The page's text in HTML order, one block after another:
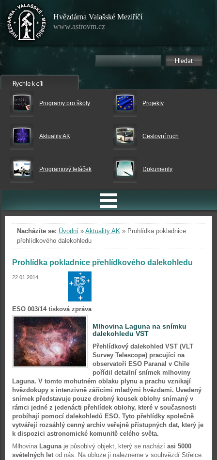
Hvězdárna Valašské Meziříčí
www.astrovm.cz
Programy pro školy Projekty
Aktuality AK Cestovní ruch
Programový letáček Dokumenty
Nacházíte se: Úvodní » Aktuality AK » Prohlídka pokladnice
přehlídkového dalekohledu
Prohlídka pokladnice přehlídkového dalekohledu
22.01.2014
ESO 003/14 tisková zpráva
Mlhovina Laguna na snímku
dalekohledu VST
Přehlídkový dalekohled VST (VLT
Survey Telescope) pracující na
observatoři ESO Paranal v Chile
pořídil detailní snímek mlhoviny
Laguna. V tomto mohutném oblaku plynu a prachu vznikají
hvězdokupy s intenzivně zářícími mladými hvězdami. Uvedený
snímek představuje pouze drobný kousek oblohy snímaný v
rámci jedné z jedenácti přehlídek oblohy, které v současnosti
probíhají pomocí dalekohledů ESO. Tyto přehlídky společně
vytvářejí rozsáhlý cenný archiv veřejně přístupných dat, který je
k dispozici astronomické komunitě celého světa.
Mlhovina Lagunaje působivý objekt, který se nachází asi 5000
světelných let od nás. Na obloze ji nalezneme v souhvězdí Střelce.